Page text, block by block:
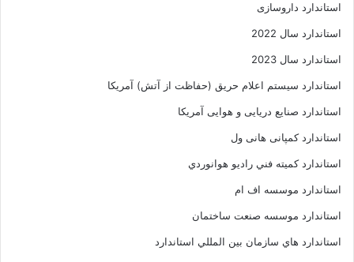
استاندارد داروسازی
استاندارد سال 2022
استاندارد سال 2023
استاندارد سیستم اعلام حریق (حفاظت از آتش) آمریکا
استاندارد صنایع دریایی و هوایی آمریکا
استاندارد کمپانی هانی ول
استاندارد کميته فني راديو هوانوردي
استاندارد موسسه اف ام
استاندارد موسسه صنعت ساختمان
استاندارد هاي سازمان بين المللي استاندارد